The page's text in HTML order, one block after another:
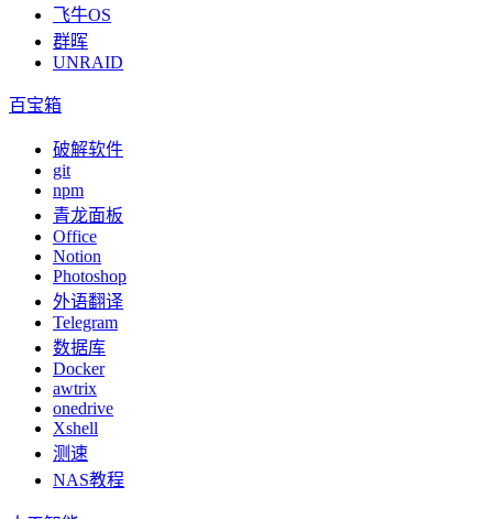
飞牛OS
群晖
UNRAID
百宝箱
破解软件
git
npm
青龙面板
Office
Notion
Photoshop
外语翻译
Telegram
数据库
Docker
awtrix
onedrive
Xshell
测速
NAS教程